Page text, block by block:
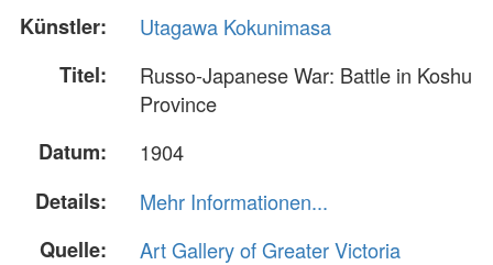
Künstler:
Utagawa Kokunimasa
Titel:
Russo-Japanese War: Battle in Koshu
Province
Datum:
1904
Details:
Mehr Informationen...
Quelle:
Art Gallery of Greater Victoria